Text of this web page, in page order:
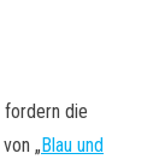
fordern die
„Blau und